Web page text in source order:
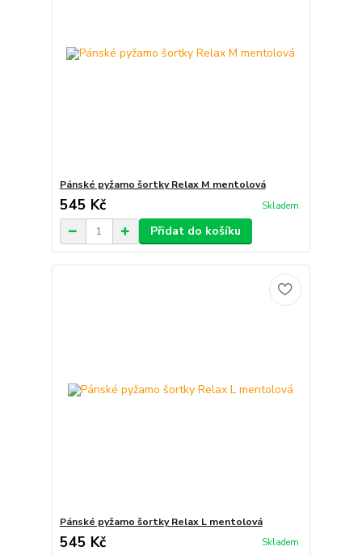
Pánské pyžamo šortky Relax M mentolová
545 Kč Skladem
Přidat do košíku
Pánské pyžamo šortky Relax L mentolová
545 Kč Skladem